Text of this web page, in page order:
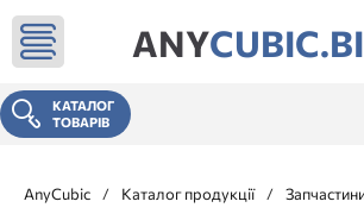
ANY
КАТАЛОГ
ТОВАРІВ
AnyCubic / Каталог продукції /